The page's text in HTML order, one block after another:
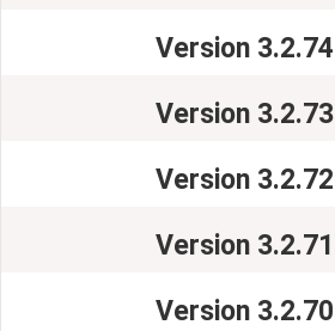
Version 3.2.74
Version 3.2.73
Version 3.2.72
Version 3.2.71
Version 3.2.70